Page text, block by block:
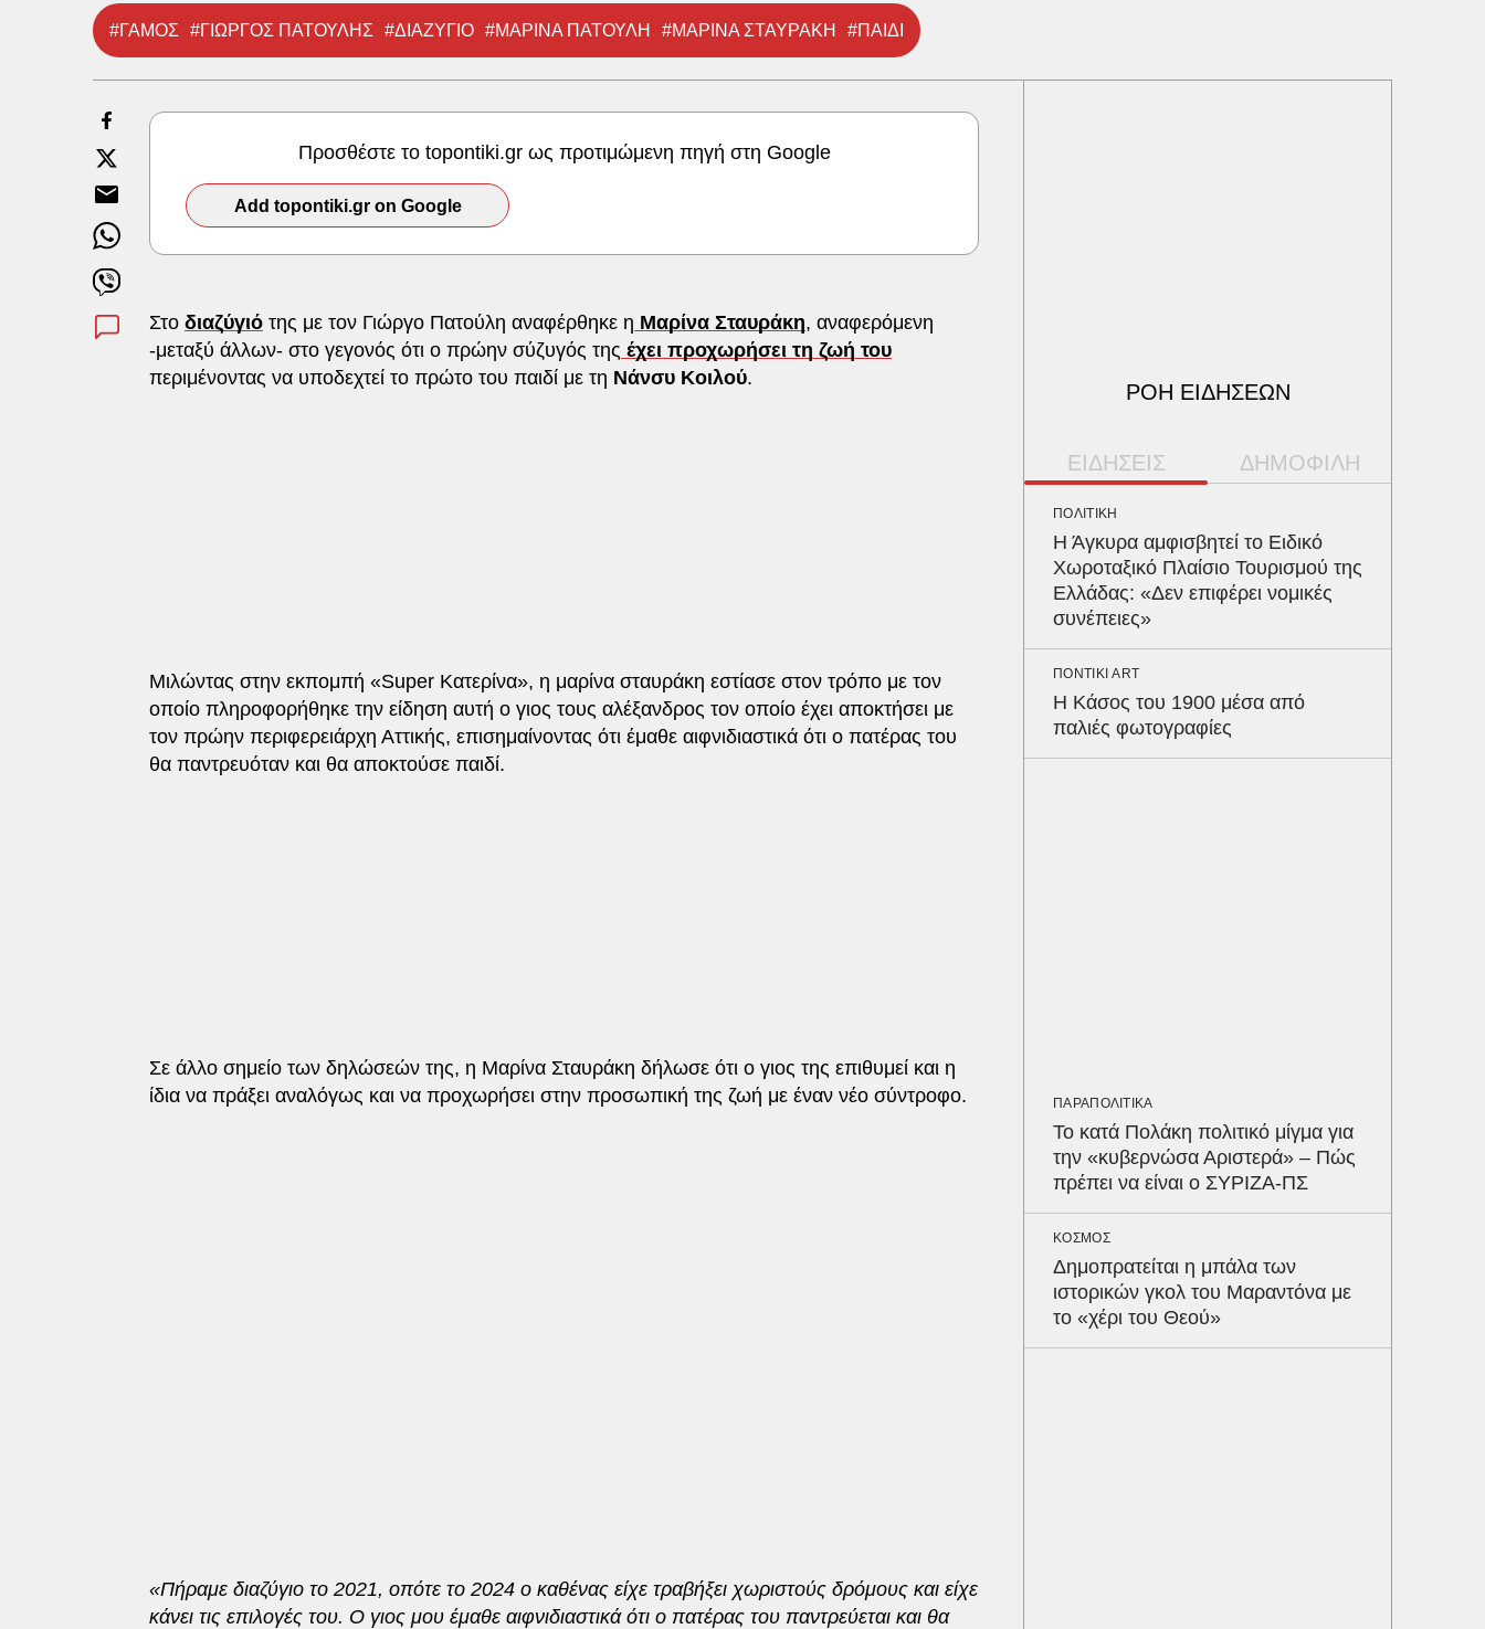
#ΓΑΜΟΣ #ΓΙΩΡΓΟΣ ΠΑΤΟΥΛΗΣ #ΔΙΑΖΥΓΙΟ #ΜΑΡΙΝΑ ΠΑΤΟΥΛΗ #ΜΑΡΙΝΑ ΣΤΑΥΡΑΚΗ #ΠΑΙΔΙ
Προσθέστε το topontiki.gr ως προτιμώμενη πηγή στη Google
Add topontiki.gr on Google
Στο διαζύγιό της με τον Γιώργο Πατούλη αναφέρθηκε η Μαρίνα Σταυράκη, αναφερόμενη
-μεταξύ άλλων- στο γεγονός ότι ο πρώην σύζυγός της έχει προχωρήσει τη ζωή του
περιμένοντας να υποδεχτεί το πρώτο του παιδί με τη Νάνσυ Κοιλού.
Μιλώντας στην εκπομπή «Super Κατερίνα», η μαρίνα σταυράκη εστίασε στον τρόπο με τον
οποίο πληροφορήθηκε την είδηση αυτή ο γιος τους αλέξανδρος τον οποίο έχει αποκτήσει με
τον πρώην περιφερειάρχη Αττικής, επισημαίνοντας ότι έμαθε αιφνιδιαστικά ότι ο πατέρας του
θα παντρευόταν και θα αποκτούσε παιδί.
Σε άλλο σημείο των δηλώσεών της, η Μαρίνα Σταυράκη δήλωσε ότι ο γιος της επιθυμεί και η
ίδια να πράξει αναλόγως και να προχωρήσει στην προσωπική της ζωή με έναν νέο σύντροφο.
«Πήραμε διαζύγιο το 2021, οπότε το 2024 ο καθένας είχε τραβήξει χωριστούς δρόμους και είχε
κάνει τις επιλογές του. Ο γιος μου έμαθε αιφνιδιαστικά ότι ο πατέρας του παντρεύεται και θα
ΡΟΗ ΕΙΔΗΣΕΩΝ
ΕΙΔΗΣΕΙΣ ΔΗΜΟΦΙΛΗ
ΠΟΛΙΤΙΚΗ
Η Άγκυρα αμφισβητεί το Ειδικό
Χωροταξικό Πλαίσιο Τουρισμού της
Ελλάδας: «Δεν επιφέρει νομικές
συνέπειες»
ΠΟΝΤΙΚΙ ART
Η Κάσος του 1900 μέσα από
παλιές φωτογραφίες
ΠΑΡΑΠΟΛΙΤΙΚΑ
Το κατά Πολάκη πολιτικό μίγμα για
την «κυβερνώσα Αριστερά» – Πώς
πρέπει να είναι ο ΣΥΡΙΖΑ-ΠΣ
ΚΟΣΜΟΣ
Δημοπρατείται η μπάλα των
ιστορικών γκολ του Μαραντόνα με
το «χέρι του Θεού»